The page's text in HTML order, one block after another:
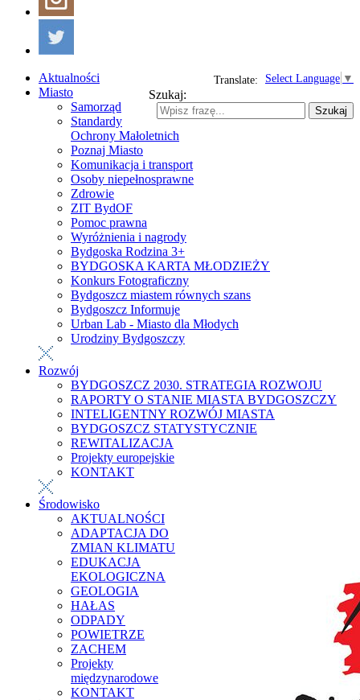
Select Language ▼
Translate:
Szukaj:
Szukaj
Aktualności
Miasto
Samorząd
Standardy
Ochrony Małoletnich
Poznaj Miasto
Komunikacja i transport
Osoby niepełnosprawne
Zdrowie
ZIT BydOF
Pomoc prawna
Wyróżnienia i nagrody
Bydgoska Rodzina 3+
BYDGOSKA KARTA MŁODZIEŻY
Konkurs Fotograficzny
Bydgoszcz miastem równych szans
Bydgoszcz Informuje
Urban Lab - Miasto dla Młodych
Urodziny Bydgoszczy
Rozwój
BYDGOSZCZ 2030. STRATEGIA ROZWOJU
RAPORTY O STANIE MIASTA BYDGOSZCZY
INTELIGENTNY ROZWÓJ MIASTA
BYDGOSZCZ STATYSTYCZNIE
REWITALIZACJA
Projekty europejskie
KONTAKT
Środowisko
AKTUALNOŚCI
ADAPTACJA DO
ZMIAN KLIMATU
EDUKACJA
EKOLOGICZNA
GEOLOGIA
HAŁAS
ODPADY
POWIETRZE
ZACHEM
Projekty
międzynarodowe
KONTAKT